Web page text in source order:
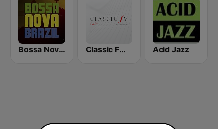
Bossa Nova Brazil Classic FM Calm Acid Jazz